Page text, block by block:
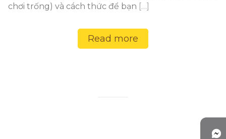
chơi trống) và cách thức để bạn […]
Read more